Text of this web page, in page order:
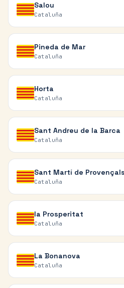
Salou
Cataluña
Pineda de Mar
Cataluña
Horta
Cataluña
Sant Andreu de la Barca
Cataluña
Sant Martí de Provençals
Cataluña
la Prosperitat
Cataluña
La Bonanova
Cataluña